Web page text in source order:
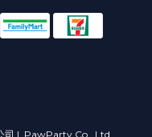
司 | PawParty Co., Ltd.